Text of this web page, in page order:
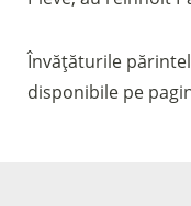
Învățăturile
disponibile pe